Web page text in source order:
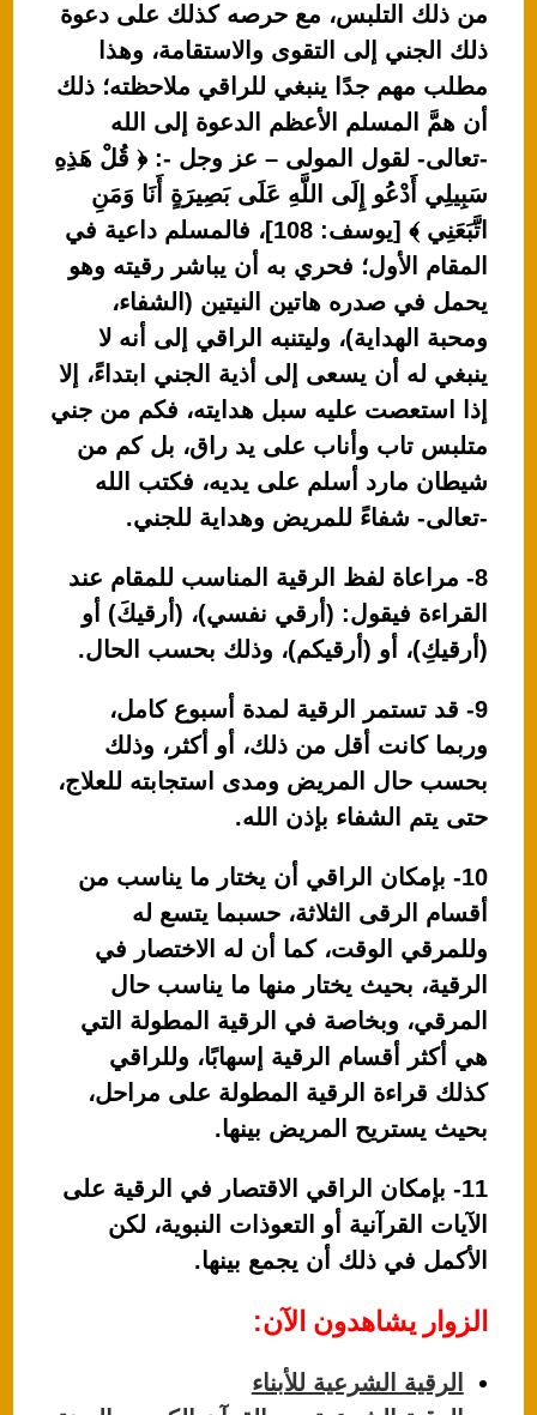
من ذلك التلبس، مع حرصه كذلك على دعوة
ذلك الجني إلى التقوى والاستقامة، وهذا
مطلب مهم جدًا ينبغي للراقي ملاحظته؛ ذلك
أن همَّ المسلم الأعظم الدعوة إلى الله
-تعالى- لقول المولى – عز وجل -: ﴿ قُلْ هَذِهِ
سَبِيلِي أَدْعُو إِلَى اللَّهِ عَلَى بَصِيرَةٍ أَنَا وَمَنِ
اتَّبَعَنِي ﴾ [يوسف: 108]، فالمسلم داعية في
المقام الأول؛ فحري به أن يباشر رقيته وهو
يحمل في صدره هاتين النيتين (الشفاء،
ومحبة الهداية)، وليتنبه الراقي إلى أنه لا
ينبغي له أن يسعى إلى أذية الجني ابتداءً، إلا
إذا استعصت عليه سبل هدايته، فكم من جني
متلبس تاب وأناب على يد راق، بل كم من
شيطان مارد أسلم على يديه، فكتب الله
-تعالى- شفاءً للمريض وهداية للجني.
8- مراعاة لفظ الرقية المناسب للمقام عند
القراءة فيقول: (أرقي نفسي)، (أرقيكَ) أو
(أرقيكِ)، أو (أرقيكم)، وذلك بحسب الحال.
9- قد تستمر الرقية لمدة أسبوع كامل،
وربما كانت أقل من ذلك، أو أكثر، وذلك
بحسب حال المريض ومدى استجابته للعلاج،
حتى يتم الشفاء بإذن الله.
10- بإمكان الراقي أن يختار ما يناسب من
أقسام الرقى الثلاثة، حسبما يتسع له
وللمرقي الوقت، كما أن له الاختصار في
الرقية، بحيث يختار منها ما يناسب حال
المرقي، وبخاصة في الرقية المطولة التي
هي أكثر أقسام الرقية إسهابًا، وللراقي
كذلك قراءة الرقية المطولة على مراحل،
بحيث يستريح المريض بينها.
11- بإمكان الراقي الاقتصار في الرقية على
الآيات القرآنية أو التعوذات النبوية، لكن
الأكمل في ذلك أن يجمع بينها.
الزوار يشاهدون الآن:
الرقية الشرعية للأبناء